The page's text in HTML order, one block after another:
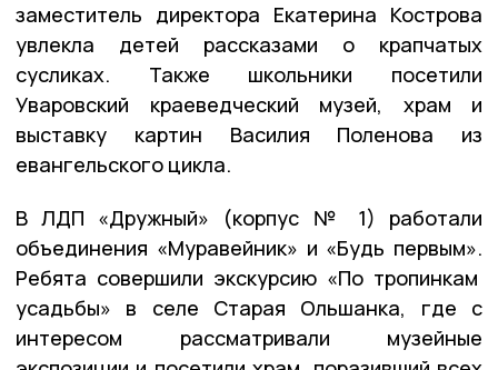
заместитель директора Екатерина Кострова
увлекла детей рассказами о крапчатых
сусликах. Также школьники посетили
Уваровский краеведческий музей, храм и
выставку картин Василия Поленова из
евангельского цикла.
В ЛДП «Дружный» (корпус № 1) работали
объединения «Муравейник» и «Будь первым».
Ребята совершили экскурсию «По тропинкам
усадьбы» в селе Старая Ольшанка, где с
интересом рассматривали музейные